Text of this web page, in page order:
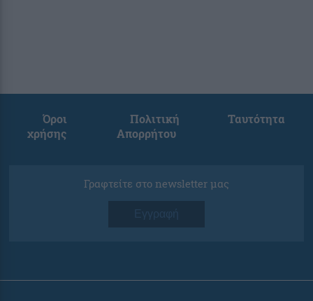
Όροι
χρήσης
Πολιτική
Απορρήτου
Ταυτότητα
Γραφτείτε στο newsletter μας
Εγγραφή